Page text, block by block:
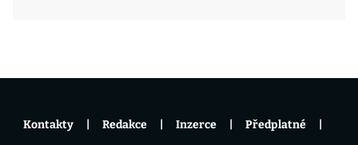
Kontakty Redakce Inzerce Předplatné